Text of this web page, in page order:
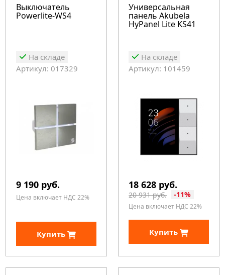
Выключатель
Powerlite-WS4
На складе
Артикул: 017329
9 190 руб.
Цена включает НДС 22%
Купить
Универсальная
панель Akubela
HyPanel Lite KS41
На складе
Артикул: 101459
18 628 руб.
20 931 руб. -11%
Цена включает НДС 22%
Купить